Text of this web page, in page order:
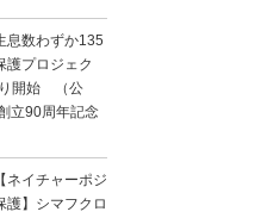
息数わずか135
護プロジェク
り開始 （公
立90周年記念
ネイチャーポジ
護】シマフクロ